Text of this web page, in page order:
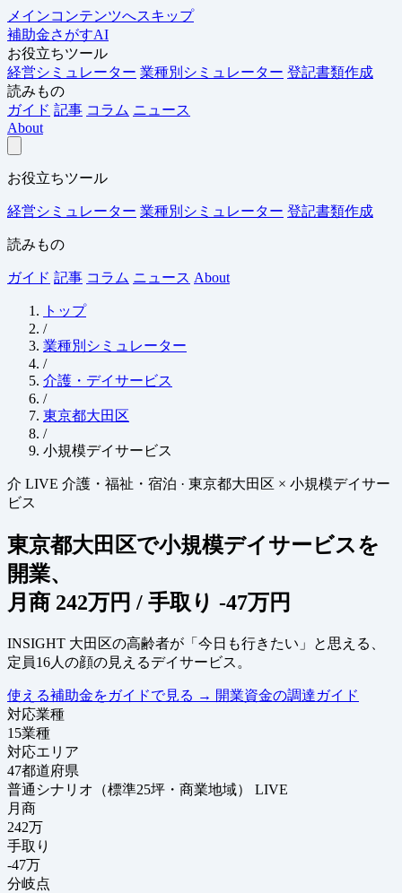
メインコンテンツへスキップ
補助金さがすAI
お役立ちツール
経営シミュレーター 業種別シミュレーター 登記書類作成
読みもの
ガイド 記事 コラム ニュース
About
お役立ちツール
経営シミュレーター 業種別シミュレーター 登記書類作成
読みもの
ガイド 記事 コラム ニュース About
トップ
/
業種別シミュレーター
/
介護・デイサービス
/
東京都大田区
/
小規模デイサービス
介 LIVE 介護・福祉・宿泊 · 東京都大田区 × 小規模デイサー
ビス
東京都大田区で小規模デイサービスを
開業、
月商 242万円 / 手取り -47万円
INSIGHT 大田区の高齢者が「今日も行きたい」と思える、
定員16人の顔の見えるデイサービス。
使える補助金をガイドで見る → 開業資金の調達ガイド
対応業種
15業種
対応エリア
47都道府県
普通シナリオ（標準25坪・商業地域）
LIVE
月商
242万
手取り
-47万
分岐点